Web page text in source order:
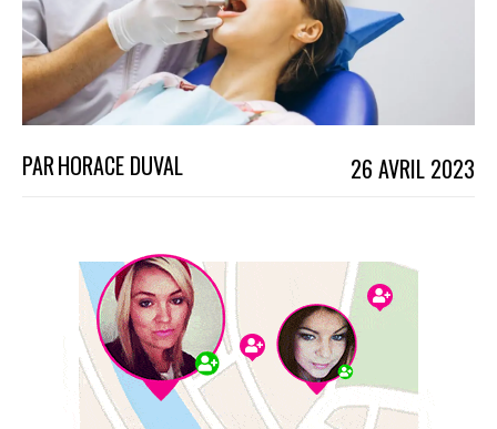
PARHORACE DUVAL 26 AVRIL 2023